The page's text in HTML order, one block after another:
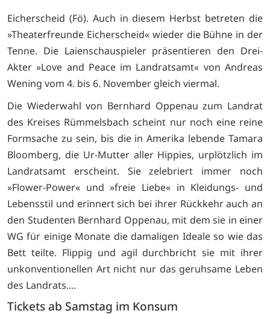
Eicherscheid (Fö). Auch in diesem Herbst betreten die
»Theaterfreunde Eicherscheid« wieder die Bühne in der
Tenne. Die Laienschauspieler präsentieren den Drei-
Akter »Love and Peace im Landratsamt« von Andreas
Wening vom 4. bis 6. November gleich viermal.
Die Wiederwahl von Bernhard Oppenau zum Landrat
des Kreises Rümmelsbach scheint nur noch eine reine
Formsache zu sein, bis die in Amerika lebende Tamara
Bloomberg, die Ur-Mutter aller Hippies, urplötzlich im
Landratsamt erscheint. Sie zelebriert immer noch
»Flower-Power« und »freie Liebe« in Kleidungs- und
Lebensstil und erinnert sich bei ihrer Rückkehr auch an
den Studenten Bernhard Oppenau, mit dem sie in einer
WG für einige Monate die damaligen Ideale so wie das
Bett teilte. Flippig und agil durchbricht sie mit ihrer
unkonventionellen Art nicht nur das geruhsame Leben
des Landrats....
Tickets ab Samstag im Konsum